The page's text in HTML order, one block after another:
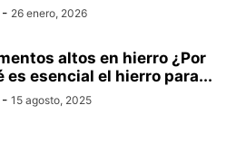
- 26 enero, 2026
altos en hierro ¿Por
es esencial el hierro para...
- 15 agosto, 2025